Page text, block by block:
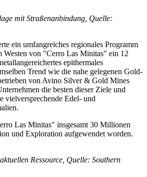
mit Straßenanbindung, Quelle:
ein umfangreiches regionales Programm
Westen von "Cerro Las Minitas" ein 12
epithermales
Trend wie die nahe gelegenen Gold-
von Avino Silver & Gold Mines
die besten dieser Ziele und
vielversprechende Edel- und
Las Minitas" insgesamt 30 Millionen
und Exploration aufgewendet worden.
Ressource, Quelle: Southern